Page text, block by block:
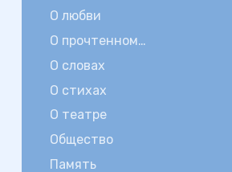
О любви
О прочтенном…
О словах
О стихах
О театре
Общество
Память